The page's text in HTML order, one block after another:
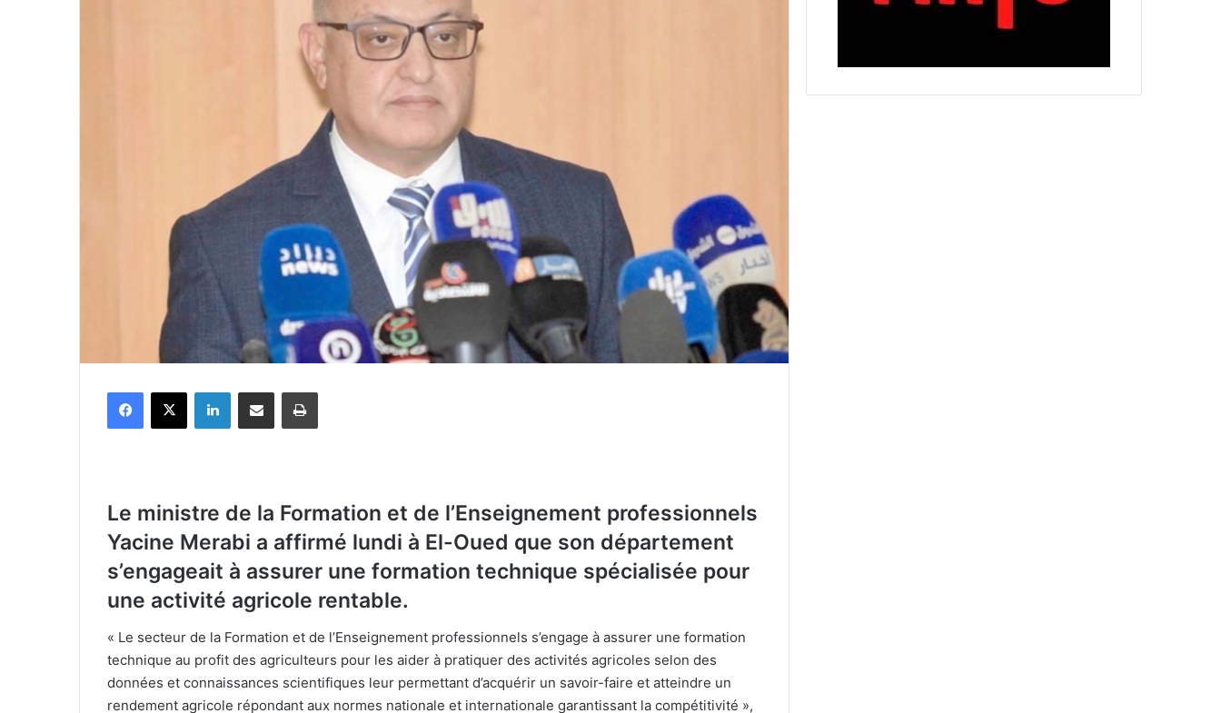
Le ministre de la Formation et de l’Enseignement professionnels
Yacine Merabi a affirmé lundi à El-Oued que son département
s’engageait à assurer une formation technique spécialisée pour
une activité agricole rentable.
« Le secteur de la Formation et de l’Enseignement professionnels s’engage à assurer une formation
technique au profit des agriculteurs pour les aider à pratiquer des activités agricoles selon des
données et connaissances scientifiques leur permettant d’acquérir un savoir-faire et atteindre un
rendement agricole répondant aux normes nationale et internationale garantissant la compétitivité »,